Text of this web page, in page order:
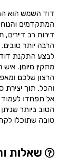
דוד השמש הוא
המתקדמים
דירות רב
הרבה יותר
לבצע התקנת
מתקין מיומן.
הרצון שלכם
והכל, תוך
אל תפחדו
הטוב ביותר
טובה שתוכלו
שאלות